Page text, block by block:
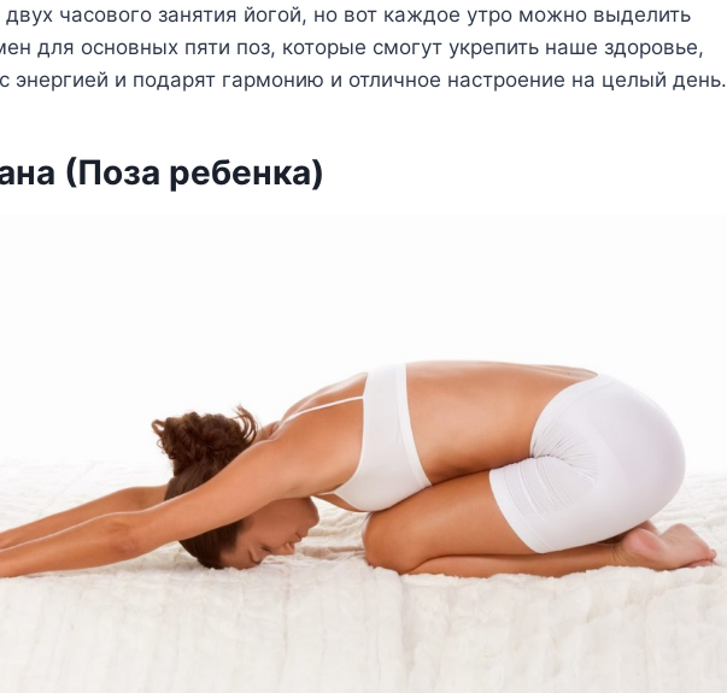
часового занятия йогой, но вот каждое утро можно выделить
для основных пяти поз, которые смогут укрепить наше здоровье,
энергией и подарят гармонию и отличное настроение на целый день.
(Поза ребенка)